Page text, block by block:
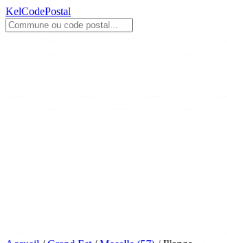
KelCodePostal